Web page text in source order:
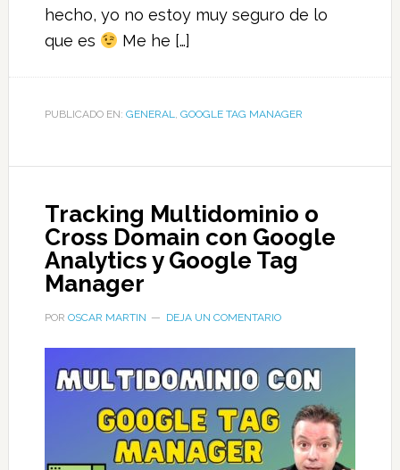
hecho, yo no estoy muy seguro de lo
que es
Me he […]
PUBLICADO EN: GENERAL, GOOGLE TAG MANAGER
Tracking Multidominio o
Cross Domain con Google
Analytics y Google Tag
Manager
POR OSCAR MARTIN DEJA UN COMENTARIO